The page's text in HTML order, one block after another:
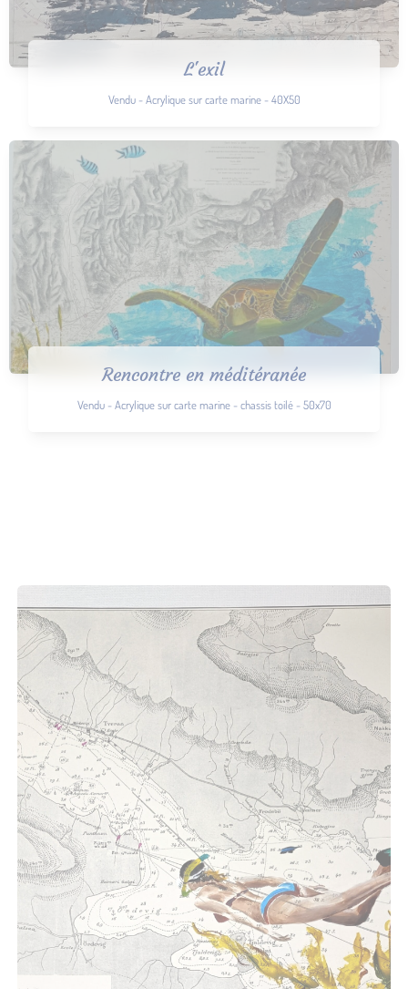
L'exil
Vendu - Acrylique sur carte marine - 40X50
Rencontre en méditéranée
Vendu - Acrylique sur carte marine - chassis toilé - 50x70